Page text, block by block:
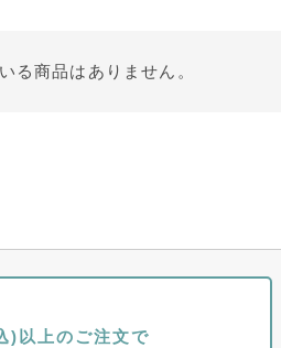
る商品はありません。
)以上のご注文で